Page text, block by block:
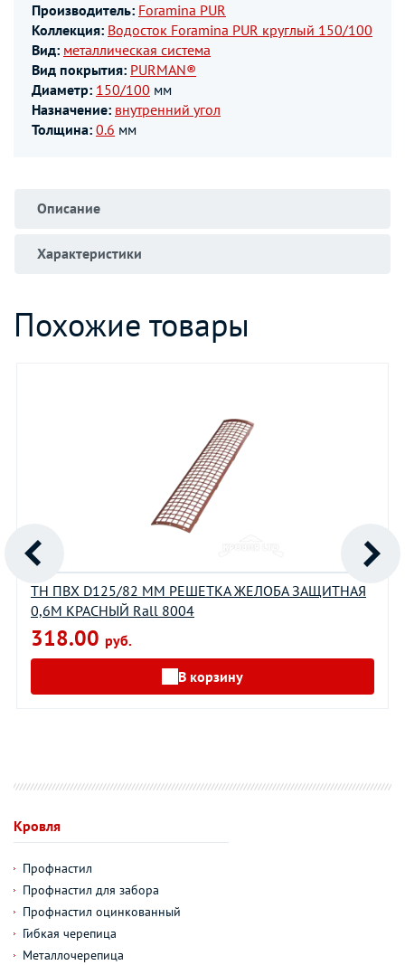
Производитель: Foramina PUR
Коллекция: Водосток Foramina PUR круглый 150/100
Вид: металлическая система
Вид покрытия: PURMAN®
Диаметр: 150/100 мм
Назначение: внутренний угол
Толщина: 0.6 мм
Описание
Характеристики
Похожие товары
ТН ПВХ D125/82 ММ РЕШЕТКА ЖЕЛОБА ЗАЩИТНАЯ
0,6М КРАСНЫЙ Rall 8004
318.00 руб.
В корзину
Кровля
Профнастил
Профнастил для забора
Профнастил оцинкованный
Гибкая черепица
Металлочерепица